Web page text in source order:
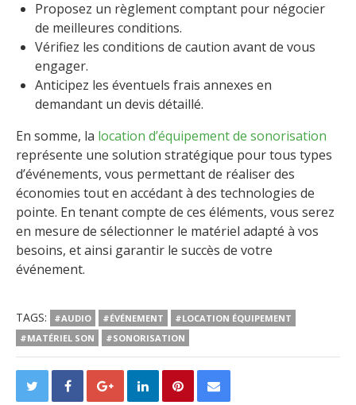
Proposez un règlement comptant pour négocier
de meilleures conditions.
Vérifiez les conditions de caution avant de vous
engager.
Anticipez les éventuels frais annexes en
demandant un devis détaillé.
En somme, la location d’équipement de sonorisation
représente une solution stratégique pour tous types
d’événements, vous permettant de réaliser des
économies tout en accédant à des technologies de
pointe. En tenant compte de ces éléments, vous serez
en mesure de sélectionner le matériel adapté à vos
besoins, et ainsi garantir le succès de votre
événement.
TAGS: #AUDIO #ÉVÉNEMENT
#LOCATION ÉQUIPEMENT
#MATÉRIEL SON
#SONORISATION